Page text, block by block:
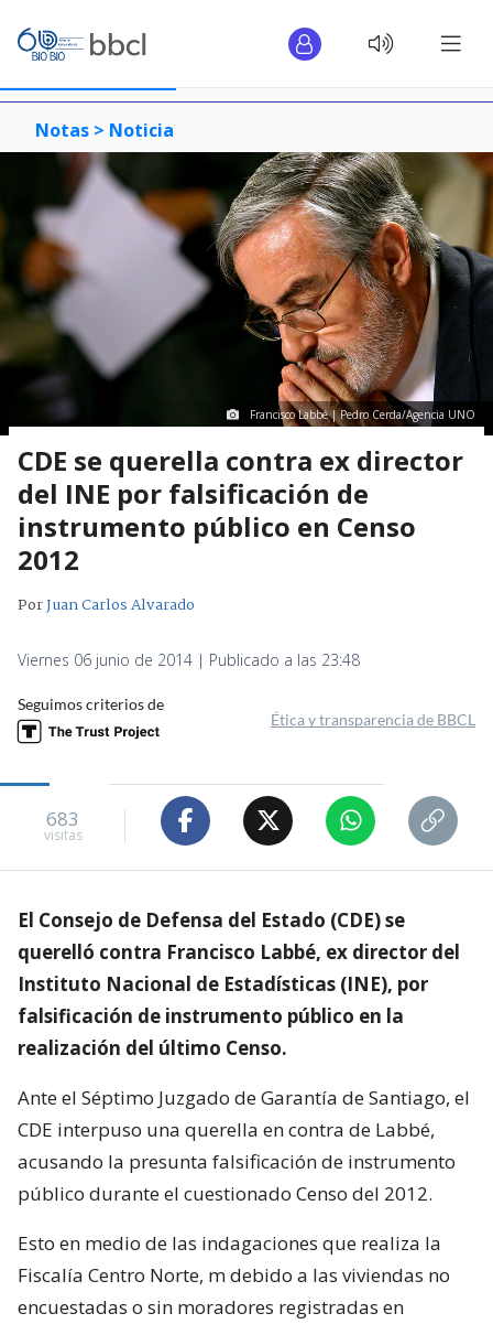
Notas > Noticia
Francisco Labbé | Pedro Cerda/Agencia UNO
CDE se querella contra ex director
del INE por falsificación de
instrumento público en Censo
2012
PorJuan Carlos Alvarado
Viernes 06 junio de 2014 | Publicado a las 23:48
Seguimos criterios de
Ética y transparencia de BBCL
683
visitas
El Consejo de Defensa del Estado (CDE) se
querelló contra Francisco Labbé, ex director del
Instituto Nacional de Estadísticas (INE), por
falsificación de instrumento público en la
realización del último Censo.
Ante el Séptimo Juzgado de Garantía de Santiago, el
CDE interpuso una querella en contra de Labbé,
acusando la presunta falsificación de instrumento
público durante el cuestionado Censo del 2012.
Esto en medio de las indagaciones que realiza la
Fiscalía Centro Norte, m debido a las viviendas no
encuestadas o sin moradores registradas en